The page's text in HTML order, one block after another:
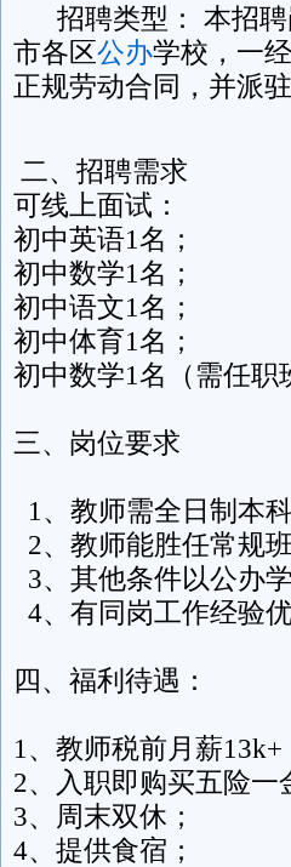
招聘类型： 本招聘
市各区公办学校，一
正规劳动合同，并派
二、招聘需求
可线上面试：
初中英语1名；
初中数学1名；
初中语文1名；
初中体育1名；
初中数学1名（需任职
三、岗位要求
1、教师需全日制本
2、教师能胜任常规
3、其他条件以公办
4、有同岗工作经验优
四、福利待遇：
1、教师税前月薪13k+
2、入职即购买五险一
3、周末双休；
4、提供食宿；